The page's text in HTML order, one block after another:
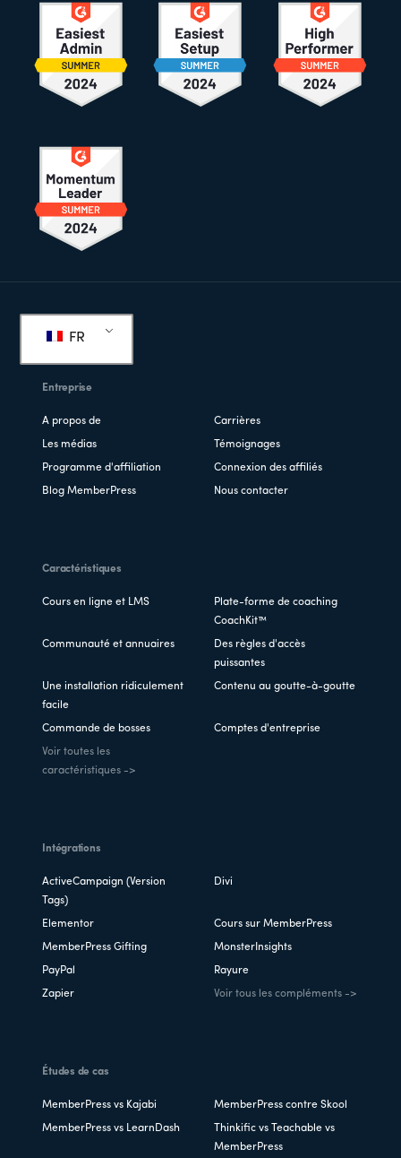
de
page
FR
Entreprise
A propos de Carrières
Les médias Témoignages
Programme d'affiliation Connexion des affiliés
Blog MemberPress Nous contacter
Caractéristiques
Cours en ligne et LMS
Plate-forme de coaching
CoachKit™
Communauté et annuaires
Des règles d'accès
puissantes
Une installation ridiculement
facile
Contenu au goutte-à-goutte
Commande de bosses Comptes d'entreprise
Voir toutes les
caractéristiques ->
Intégrations
ActiveCampaign (Version
Tags)
Divi
Elementor Cours sur MemberPress
MemberPress Gifting MonsterInsights
PayPal Rayure
Zapier Voir tous les compléments ->
Études de cas
MemberPress vs Kajabi MemberPress contre Skool
MemberPress vs LearnDash
Thinkific vs Teachable vs
MemberPress